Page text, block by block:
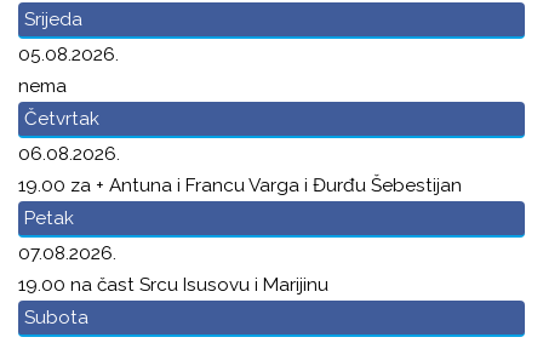
Srijeda
05.08.2026.
nema
Četvrtak
06.08.2026.
19.00 za + Antuna i Francu Varga i Đurđu Šebestijan
Petak
07.08.2026.
19.00 na čast Srcu Isusovu i Marijinu
Subota